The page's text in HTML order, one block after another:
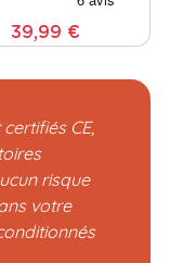
39,99 €
CE,
risque
votre